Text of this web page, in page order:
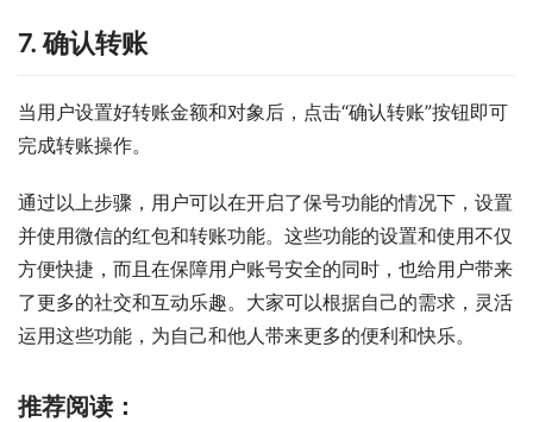
7. 确认转账
当用户设置好转账金额和对象后，点击“确认转账”按钮即可
完成转账操作。
通过以上步骤，用户可以在开启了保号功能的情况下，设置
并使用微信的红包和转账功能。这些功能的设置和使用不仅
方便快捷，而且在保障用户账号安全的同时，也给用户带来
了更多的社交和互动乐趣。大家可以根据自己的需求，灵活
运用这些功能，为自己和他人带来更多的便利和快乐。
推荐阅读：